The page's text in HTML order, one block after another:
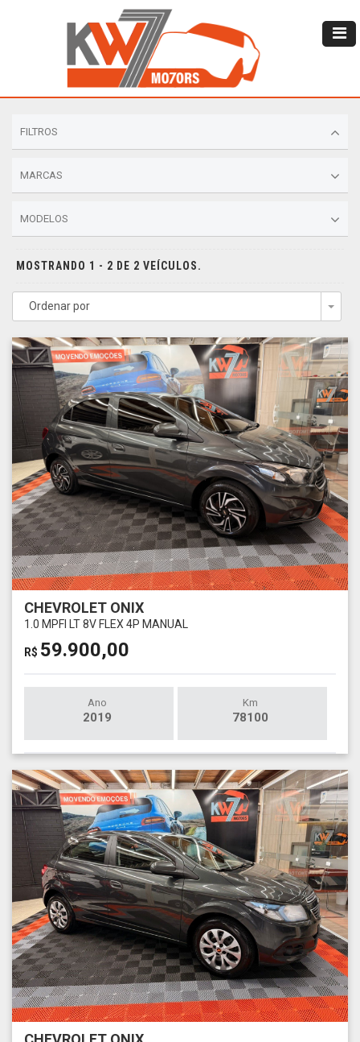
FILTROS
MARCAS
MODELOS
MOSTRANDO 1 - 2 DE 2 VEÍCULOS.
Ordenar por
CHEVROLET ONIX
1.0 MPFI LT 8V FLEX 4P MANUAL
R$ 59.900,00
Ano
2019
Km
78100